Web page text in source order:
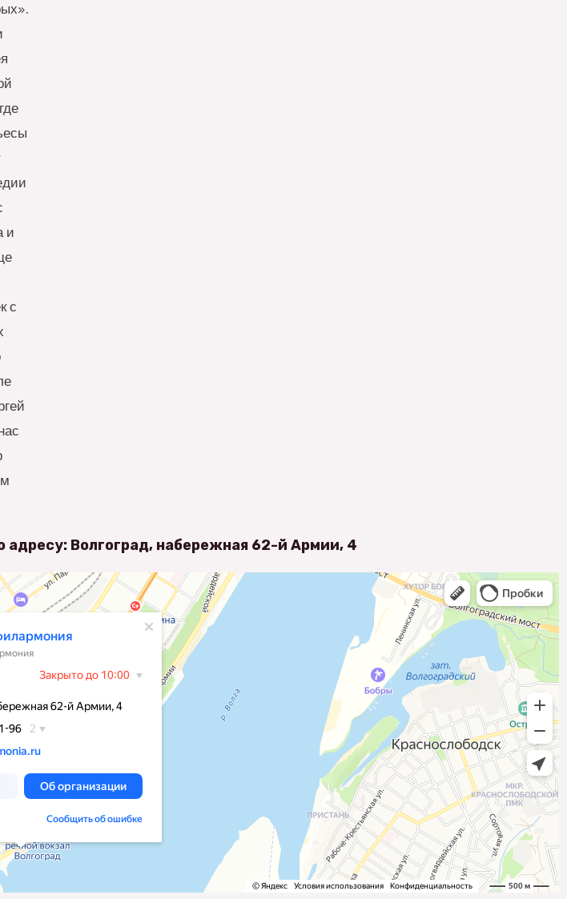
и
с
Волгоград, набережная 62-й Армии, 4